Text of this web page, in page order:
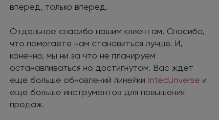
вперед, только вперед.
Отдельное спасибо нашим клиентам. Спасибо,
что помогаете нам становиться лучше. И,
конечно, мы ни за что не планируем
останавливаться на достигнутом. Вас ждет
еще больше обновлений линейки IntecUnverse и
еще больше инструментов для повышения
продаж.